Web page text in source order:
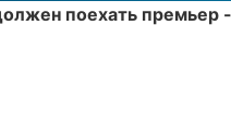
поехать премьер